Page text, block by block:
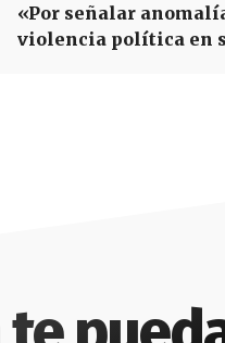
«Por señalar
violencia política en